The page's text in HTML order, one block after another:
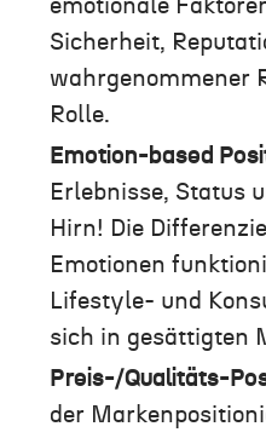
emotionale
Sicherheit,
wahrgenommener
Rolle.
Emotion-based
Erlebnisse, Status
Hirn! Die
Emotionen
Lifestyle- und
sich in gesättigten
Preis-/Qualitäts-
der